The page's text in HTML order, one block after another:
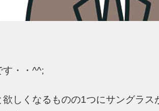
す・・^^;
欲しくなるものの1つにサングラ